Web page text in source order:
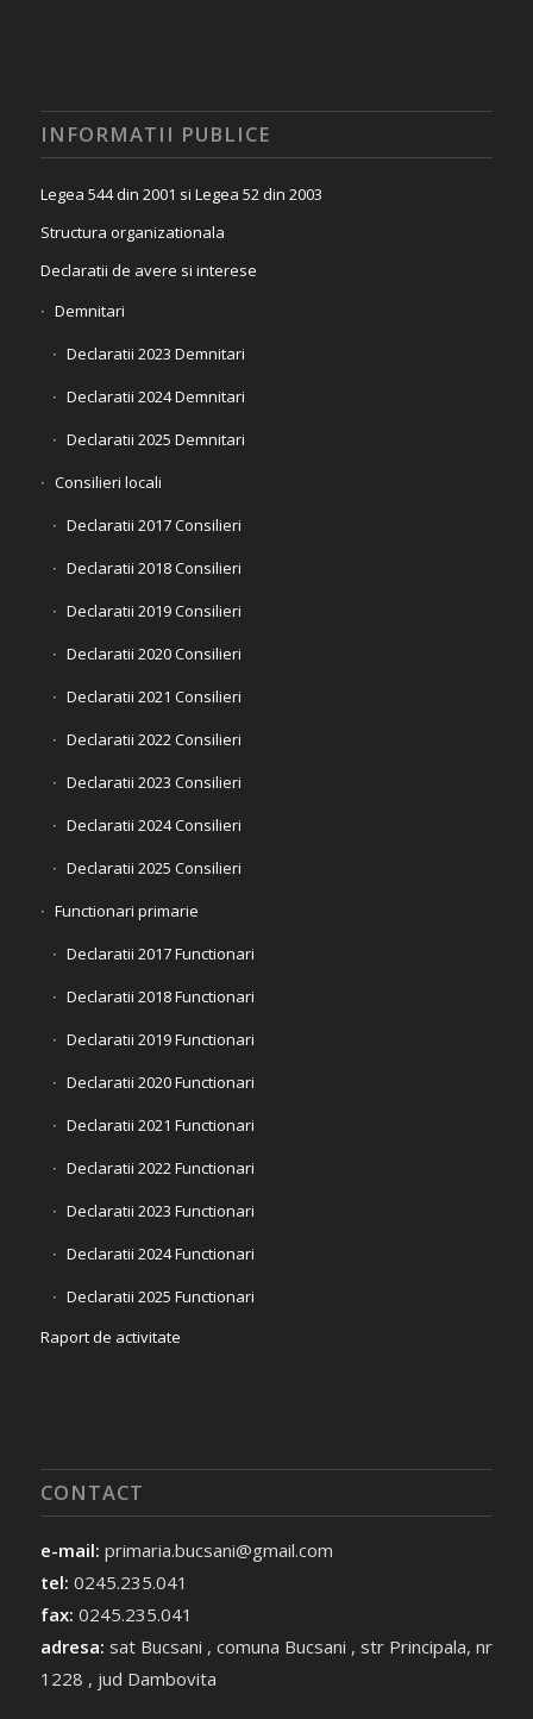
INFORMATII PUBLICE
Legea 544 din 2001 si Legea 52 din 2003
Structura organizationala
Declaratii de avere si interese
Demnitari
Declaratii 2023 Demnitari
Declaratii 2024 Demnitari
Declaratii 2025 Demnitari
Consilieri locali
Declaratii 2017 Consilieri
Declaratii 2018 Consilieri
Declaratii 2019 Consilieri
Declaratii 2020 Consilieri
Declaratii 2021 Consilieri
Declaratii 2022 Consilieri
Declaratii 2023 Consilieri
Declaratii 2024 Consilieri
Declaratii 2025 Consilieri
Functionari primarie
Declaratii 2017 Functionari
Declaratii 2018 Functionari
Declaratii 2019 Functionari
Declaratii 2020 Functionari
Declaratii 2021 Functionari
Declaratii 2022 Functionari
Declaratii 2023 Functionari
Declaratii 2024 Functionari
Declaratii 2025 Functionari
Raport de activitate
CONTACT
e-mail: primaria.bucsani@gmail.com
tel: 0245.235.041
fax: 0245.235.041
adresa: sat Bucsani , comuna Bucsani , str Principala, nr
1228 , jud Dambovita